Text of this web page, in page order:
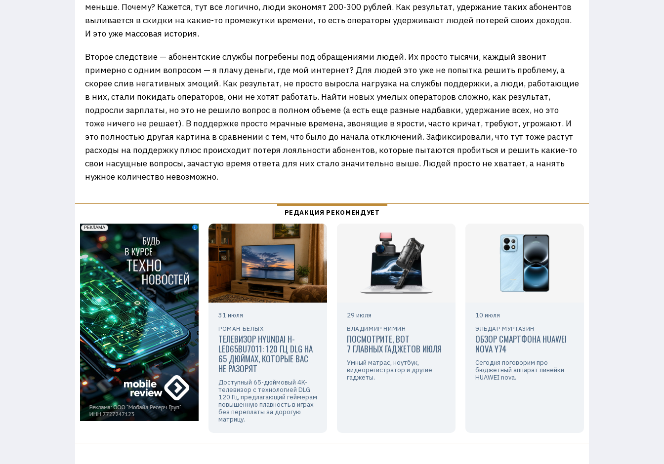
меньше. Почему? Кажется, тут все логично, люди экономят 200-300 рублей. Как результат, удержание таких абонентов
выливается в скидки на какие-то промежутки времени, то есть операторы удерживают людей потерей своих доходов.
И это уже массовая история.
Второе следствие — абонентские службы погребены под обращениями людей. Их просто тысячи, каждый звонит
примерно с одним вопросом — я плачу деньги, где мой интернет? Для людей это уже не попытка решить проблему, а
скорее слив негативных эмоций. Как результат, не просто выросла нагрузка на службы поддержки, а люди, работающие
в них, стали покидать операторов, они не хотят работать. Найти новых умелых операторов сложно, как результат,
подросли зарплаты, но это не решило вопрос в полном объеме (а есть еще разные надбавки, удержание всех, но это
тоже ничего не решает). В поддержке просто мрачные времена, звонящие в ярости, часто кричат, требуют, угрожают. И
это полностью другая картина в сравнении с тем, что было до начала отключений. Зафиксировали, что тут тоже растут
расходы на поддержку плюс происходит потеря лояльности абонентов, которые пытаются пробиться и решить какие-то
свои насущные вопросы, зачастую время ответа для них стало значительно выше. Людей просто не хватает, а нанять
нужное количество невозможно.
31 июля
РОМАН БЕЛЫХ
ТЕЛЕВИЗОР HYUNDAI H-
LED65BU7011: 120 ГЦ DLG НА
65 ДЮЙМАХ, КОТОРЫЕ ВАС
НЕ РАЗОРЯТ
Доступный 65-дюймовый 4K-
телевизор с технологией DLG
120 Гц, предлагающий геймерам
повышенную плавность в играх
без переплаты за дорогую
матрицу.
29 июля
ВЛАДИМИР НИМИН
ПОСМОТРИТЕ, ВОТ
7 ГЛАВНЫХ ГАДЖЕТОВ ИЮЛЯ
Умный матрас, ноутбук,
видеорегистратор и другие
гаджеты.
10 июля
ЭЛЬДАР МУРТАЗИН
ОБЗОР СМАРТФОНА HUAWEI
NOVA Y74
Сегодня поговорим про
бюджетный аппарат линейки
HUAWEI nova.